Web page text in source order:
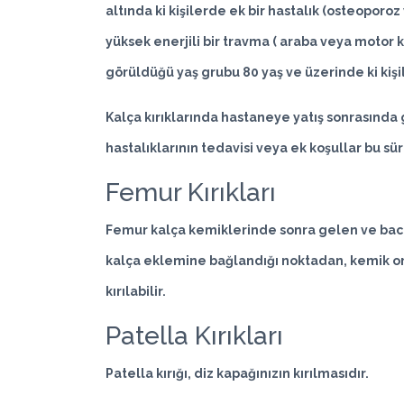
altında ki kişilerde ek bir hastalık (osteoporoz
yüksek enerjili bir travma ( araba veya motor
görüldüğü yaş grubu 80 yaş ve üzerinde ki
Kalça kırıklarında hastaneye yatış
hastalıklarının tedavisi veya ek koşullar bu
Femur Kırıkları
Femur kalça kemiklerinde sonra gelen ve
kalça eklemine bağlandığı noktadan, kemik
kırılabilir.
Patella Kırıkları
Patella kırığı, diz kapağınızın kırılmasıdır.